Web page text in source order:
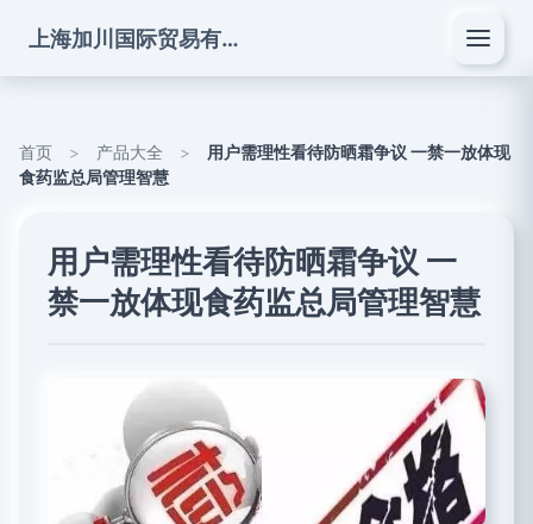
上海加川国际贸易有限公司
首页 > 产品大全 >
用户需理性看待防晒霜争议 一禁一放体现
食药监总局管理智慧
用户需理性看待防晒霜争议 一
禁一放体现食药监总局管理智慧